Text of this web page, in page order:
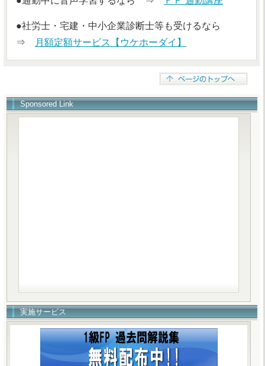
●社労士・宅建・中小企業診断士等も受けるなら
⇒
月額定額サービス【ウケホーダイ】
Sponsored Link
実施サービス